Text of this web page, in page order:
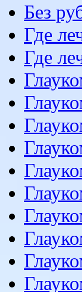
Без
Где
Где